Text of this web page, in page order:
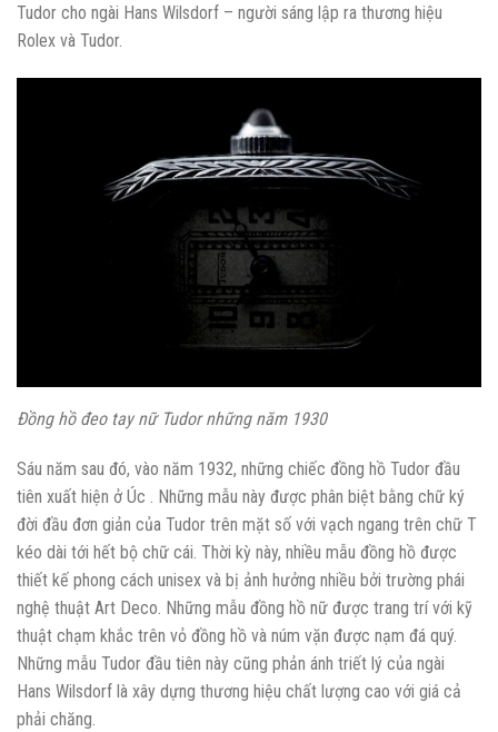
Tudor cho ngài Hans Wilsdorf – người sáng lập ra thương hiệu
Rolex và Tudor.
Đồng hồ đeo tay nữ Tudor những năm 1930
Sáu năm sau đó, vào năm 1932, những chiếc đồng hồ Tudor đầu
tiên xuất hiện ở Úc . Những mẫu này được phân biệt bằng chữ ký
đời đầu đơn giản của Tudor trên mặt số với vạch ngang trên chữ T
kéo dài tới hết bộ chữ cái. Thời kỳ này, nhiều mẫu đồng hồ được
thiết kế phong cách unisex và bị ảnh hưởng nhiều bởi trường phái
nghệ thuật Art Deco. Những mẫu đồng hồ nữ được trang trí với kỹ
thuật chạm khắc trên vỏ đồng hồ và núm vặn được nạm đá quý.
Những mẫu Tudor đầu tiên này cũng phản ánh triết lý của ngài
Hans Wilsdorf là xây dựng thương hiệu chất lượng cao với giá cả
phải chăng.